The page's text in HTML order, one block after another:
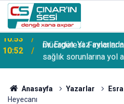
10:52
Dr. Ergün: Yaz
sağlık sorunlarına yol
Anasayfa Yazarlar
Heyecanı